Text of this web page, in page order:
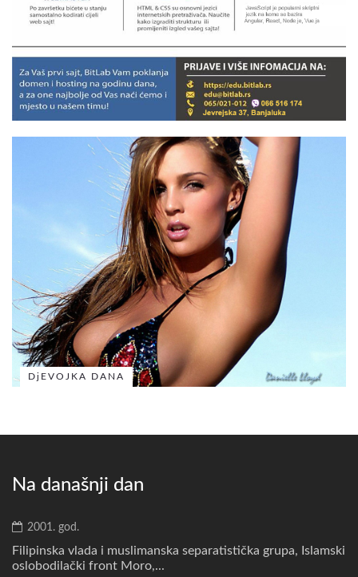
DjEVOJKA DANA
Na današnji dan
2001. god.
Filipinska vlada i muslimanska separatistička grupa, Islamski
oslobodilački front Moro,...